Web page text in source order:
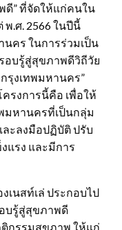
ดี” ที่จัดให้แก่คนใน
พ.ศ. 2566 ในปีนี้
นคร ในการร่วมเป็น
อบรู้สู่สุขภาพดีวิถีวัย
รุงเทพมหานคร”
รงการนี้คือ เพื่อให้
มหานครที่เป็นกลุ่ม
ละลงมือปฏิบัติ ปรับ
แรง และมีการ
เนสท์เล่ ประกอบไป
บรู้สู่สุขภาพดี
ติกรรมสุขภาพ ให้แก่